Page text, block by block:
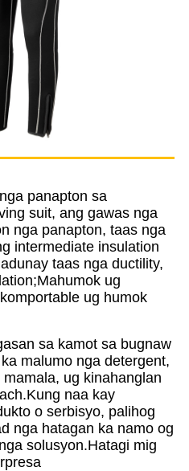
panapton sa
suit, ang gawas nga
nga panapton, taas nga
intermediate insulation
taas nga ductility,
ug
ug humok
sa kamot sa bugnaw
malumo nga detergent,
ug kinahanglan
naa kay
o serbisyo, palihog
nga hatagan ka namo og
solusyon.Hatagi mig